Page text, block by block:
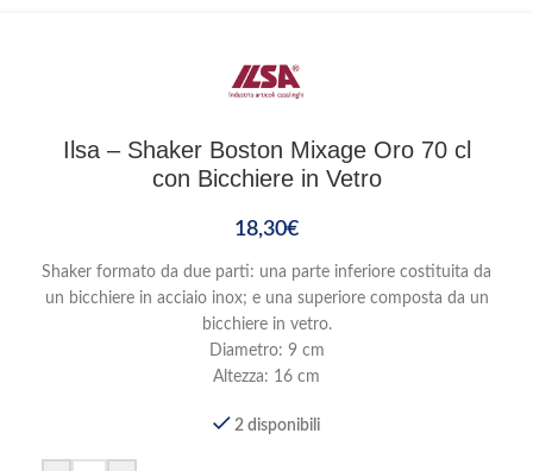
Ilsa – Shaker Boston Mixage Oro 70 cl
con Bicchiere in Vetro
18,30€
Shaker formato da due parti: una parte inferiore costituita da
un bicchiere in acciaio inox; e una superiore composta da un
bicchiere in vetro.
Diametro: 9 cm
Altezza: 16 cm
2 disponibili